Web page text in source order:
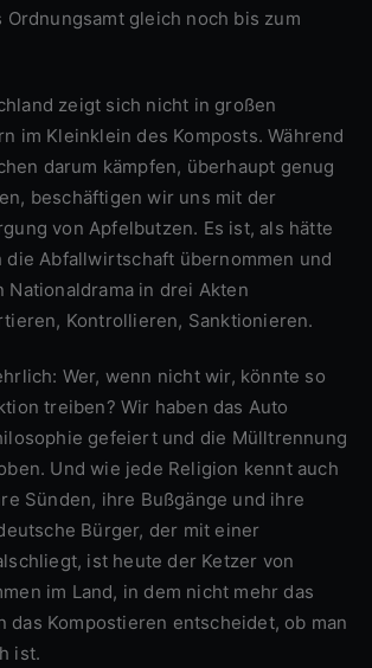
gleich noch bis zum
im Kleinklein des Komposts. Während
darum kämpfen, überhaupt genug
beschäftigen wir uns mit der
von Apfelbutzen. Es ist, als hätte
die Abfallwirtschaft übernommen und
Nationaldrama in drei Akten
Kontrollieren, Sanktionieren.
treiben? Wir haben das Auto
gefeiert und die Mülltrennung
Und wie jede Religion kennt auch
Sünden, ihre Bußgänge und ihre
Bürger, der mit einer
ist heute der Ketzer von
im Land, in dem nicht mehr das
das Kompostieren entscheidet, ob man
ist.